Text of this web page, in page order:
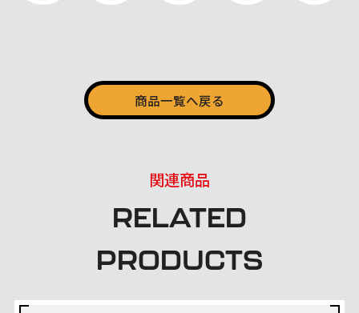
商品一覧へ戻る
関連商品
RELATED
PRODUCTS